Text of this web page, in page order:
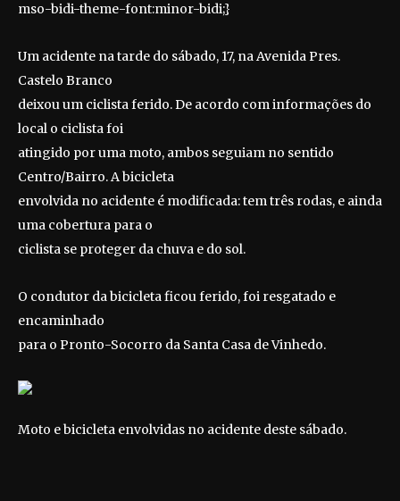
mso-bidi-theme-font:minor-bidi;}
Um acidente na tarde do sábado, 17, na Avenida Pres.
Castelo Branco
deixou um ciclista ferido. De acordo com informações do
local o ciclista foi
atingido por uma moto, ambos seguiam no sentido
Centro/Bairro. A bicicleta
envolvida no acidente é modificada: tem três rodas, e ainda
uma cobertura para o
ciclista se proteger da chuva e do sol.
O condutor da bicicleta ficou ferido, foi resgatado e
encaminhado
para o Pronto-Socorro da Santa Casa de Vinhedo.
Moto e bicicleta envolvidas no acidente deste sábado.